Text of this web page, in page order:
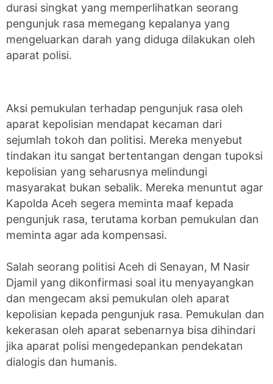
durasi singkat yang memperlihatkan seorang
pengunjuk rasa memegang kepalanya yang
mengeluarkan darah yang diduga dilakukan oleh
aparat polisi.
Aksi pemukulan terhadap pengunjuk rasa oleh
aparat kepolisian mendapat kecaman dari
sejumlah tokoh dan politisi. Mereka menyebut
tindakan itu sangat bertentangan dengan tupoksi
kepolisian yang seharusnya melindungi
masyarakat bukan sebalik. Mereka menuntut agar
Kapolda Aceh segera meminta maaf kepada
pengunjuk rasa, terutama korban pemukulan dan
meminta agar ada kompensasi.
Salah seorang politisi Aceh di Senayan, M Nasir
Djamil yang dikonfirmasi soal itu menyayangkan
dan mengecam aksi pemukulan oleh aparat
kepolisian kepada pengunjuk rasa. Pemukulan dan
kekerasan oleh aparat sebenarnya bisa dihindari
jika aparat polisi mengedepankan pendekatan
dialogis dan humanis.